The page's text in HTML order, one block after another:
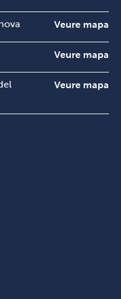
Veure mapa
Veure mapa
Veure mapa